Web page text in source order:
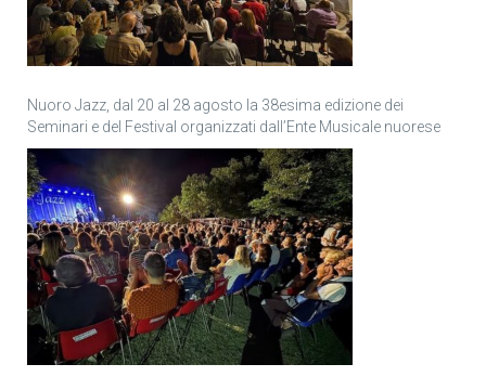
Nuoro Jazz, dal 20 al 28 agosto la 38esima edizione dei
Seminari e del Festival organizzati dall’Ente Musicale nuorese